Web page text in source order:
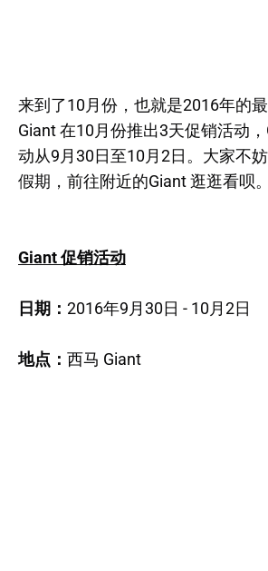
来到了10月份，也就是2016年的最
Giant 在10月份推出3天促销活动
动从9月30日至10月2日。大家不
假期，前往附近的Giant 逛逛看呗。
Giant 促销活动
日期： 2016年9月30日 - 10月2日
地点： 西马 Giant